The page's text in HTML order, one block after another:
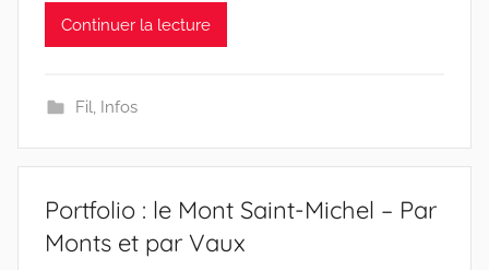
Continuer la lecture
Fil, Infos
Portfolio : le Mont Saint-Michel – Par
Monts et par Vaux